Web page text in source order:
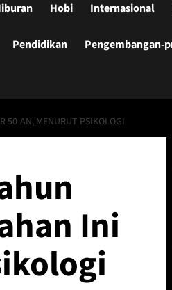
Hobi Internasional
Pendidikan Pengembangan-
50-AN, MENURUT PSIKOLOGI
Ini